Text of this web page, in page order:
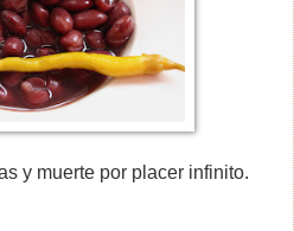
y muerte por placer infinito.